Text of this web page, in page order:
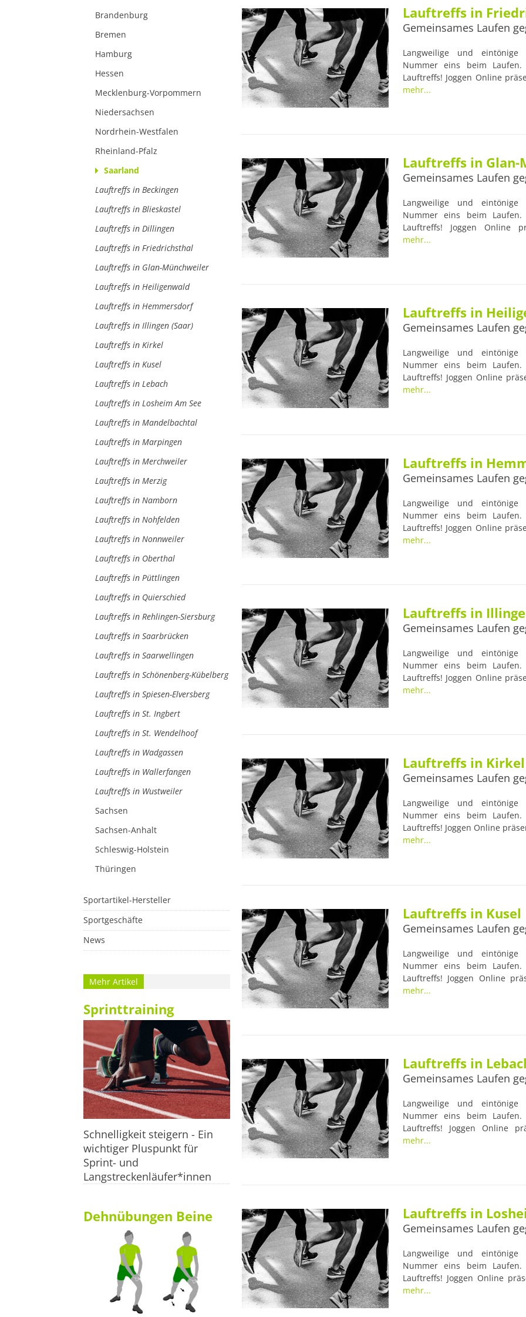
Brandenburg
Bremen
Hamburg
Hessen
Mecklenburg-Vorpommern
Niedersachsen
Nordrhein-Westfalen
Rheinland-Pfalz
Saarland
Lauftreffs in Beckingen
Lauftreffs in Blieskastel
Lauftreffs in Dillingen
Lauftreffs in Friedrichsthal
Lauftreffs in Glan-Münchweiler
Lauftreffs in Heiligenwald
Lauftreffs in Hemmersdorf
Lauftreffs in Illingen (Saar)
Lauftreffs in Kirkel
Lauftreffs in Kusel
Lauftreffs in Lebach
Lauftreffs in Losheim Am See
Lauftreffs in Mandelbachtal
Lauftreffs in Marpingen
Lauftreffs in Merchweiler
Lauftreffs in Merzig
Lauftreffs in Namborn
Lauftreffs in Nohfelden
Lauftreffs in Nonnweiler
Lauftreffs in Oberthal
Lauftreffs in Püttlingen
Lauftreffs in Quierschied
Lauftreffs in Rehlingen-Siersburg
Lauftreffs in Saarbrücken
Lauftreffs in Saarwellingen
Lauftreffs in Schönenberg-Kübelberg
Lauftreffs in Spiesen-Elversberg
Lauftreffs in St. Ingbert
Lauftreffs in St. Wendelhoof
Lauftreffs in Wadgassen
Lauftreffs in Wallerfangen
Lauftreffs in Wustweiler
Sachsen
Sachsen-Anhalt
Schleswig-Holstein
Thüringen
Sportartikel-Hersteller
Sportgeschäfte
News
Mehr Artikel
Sprinttraining
Schnelligkeit steigern - Ein
wichtiger Pluspunkt für
Sprint- und
Langstreckenläufer*innen
Dehnübungen Beine
Lauftreffs in
Gemeinsames Laufen
Langweilige und eintönige
Nummer eins beim
Lauftreffs! Joggen Online
Lauftreff "Fribi Fun Runners".
mehr...
Lauftreffs in Glan-
Gemeinsames Laufen
Langweilige und eintönige
Nummer eins beim
Lauftreffs! Joggen Online
Münchweiler: TuS-Lauftreff.
mehr...
Lauftreffs in
Gemeinsames Laufen
Langweilige und eintönige
Nummer eins beim
Lauftreffs! Joggen Online
Nordic-Walking Lauftreff.
mehr...
Lauftreffs in
Gemeinsames Laufen
Langweilige und eintönige
Nummer eins beim
Lauftreffs! Joggen Online
Lauftreff Hemmersdorf. Viele
mehr...
Lauftreffs in
Gemeinsames Laufen
Langweilige und eintönige
Nummer eins beim
Lauftreffs! Joggen Online
Lauftreff Hirzweiler e.V..
mehr...
Lauftreffs in Kirkel
Gemeinsames Laufen
Langweilige und eintönige
Nummer eins beim
Lauftreffs! Joggen Online
Viele Lauftreffs werden von
mehr...
Lauftreffs in Kusel
Gemeinsames Laufen
Langweilige und eintönige
Nummer eins beim
Lauftreffs! Joggen Online
Athlon Kusel. Viele Lauftreffs
mehr...
Lauftreffs in
Gemeinsames Laufen
Langweilige und eintönige
Nummer eins beim
Lauftreffs! Joggen Online
Lebacher Lauftreff. Viele
mehr...
Lauftreffs in
Gemeinsames Laufen
Langweilige und eintönige
Nummer eins beim
Lauftreffs! Joggen Online
See: Lauftreff TV-Losheim.
mehr...